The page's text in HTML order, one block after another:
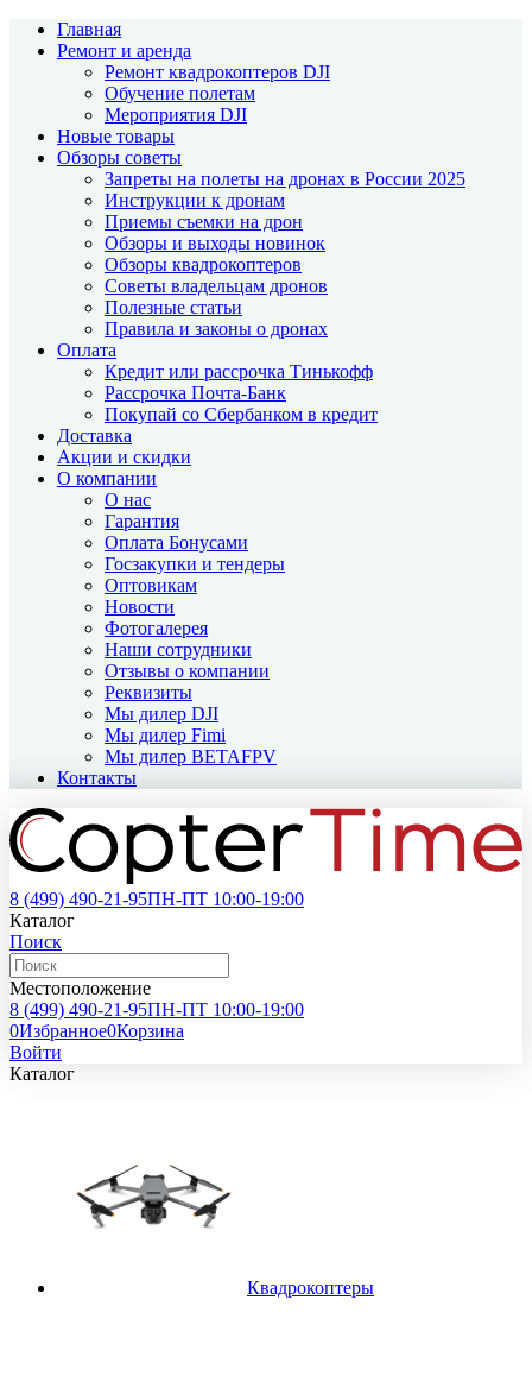
Главная
Ремонт и аренда
Ремонт квадрокоптеров DJI
Обучение полетам
Мероприятия DJI
Новые товары
Обзоры советы
Запреты на полеты на дронах в России 2025
Инструкции к дронам
Приемы съемки на дрон
Обзоры и выходы новинок
Обзоры квадрокоптеров
Советы владельцам дронов
Полезные статьи
Правила и законы о дронах
Оплата
Кредит или рассрочка Тинькофф
Рассрочка Почта-Банк
Покупай со Сбербанком в кредит
Доставка
Акции и скидки
О компании
О нас
Гарантия
Оплата Бонусами
Госзакупки и тендеры
Оптовикам
Новости
Фотогалерея
Наши сотрудники
Отзывы о компании
Реквизиты
Мы дилер DJI
Мы дилер Fimi
Мы дилер BETAFPV
Контакты
8 (499) 490-21-95ПН-ПТ 10:00-19:00
Каталог
Поиск
Местоположение
8 (499) 490-21-95ПН-ПТ 10:00-19:00
0Избранное0Корзина
Войти
Каталог
Квадрокоптеры